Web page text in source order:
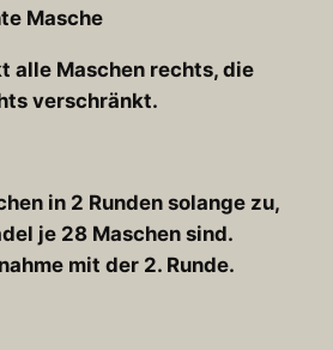
Masche
alle Maschen rechts, die
verschränkt.
in 2 Runden solange zu,
je 28 Maschen sind.
mit der 2. Runde.